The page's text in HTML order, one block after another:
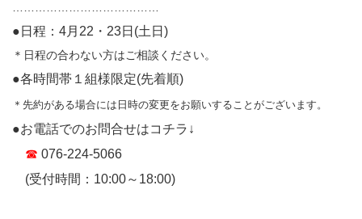
…………………………………
●日程：4月22・23日(土日)
＊日程の合わない方はご相談ください。
●各時間帯１組様限定(先着順)
＊先約がある場合には日時の変更をお願いすることがございます。
●お電話でのお問合せはコチラ↓
☎ 076-224-5066
(受付時間：10:00～18:00)